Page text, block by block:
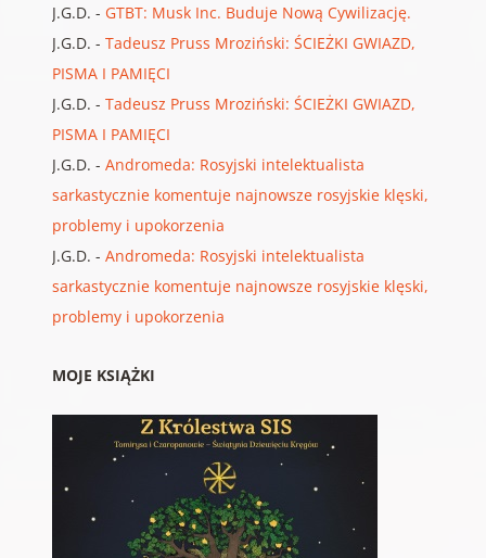
J.G.D. - GTBT: Musk Inc. Buduje Nową Cywilizację.
J.G.D. - Tadeusz Pruss Mroziński: ŚCIEŻKI GWIAZD,
PISMA I PAMIĘCI
J.G.D. - Tadeusz Pruss Mroziński: ŚCIEŻKI GWIAZD,
PISMA I PAMIĘCI
J.G.D. - Andromeda: Rosyjski intelektualista
sarkastycznie komentuje najnowsze rosyjskie klęski,
problemy i upokorzenia
J.G.D. - Andromeda: Rosyjski intelektualista
sarkastycznie komentuje najnowsze rosyjskie klęski,
problemy i upokorzenia
MOJE KSIĄŻKI